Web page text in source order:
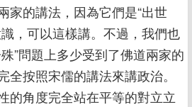
家的講法，因為它們是“出世
，可以這樣講。不過，我們也
”問題上多少受到了佛道兩家的
全按照宋儒的講法來講政治。
的角度完全站在平等的對立立